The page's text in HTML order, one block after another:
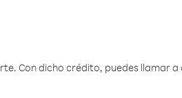
Con dicho crédito, puedes llamar